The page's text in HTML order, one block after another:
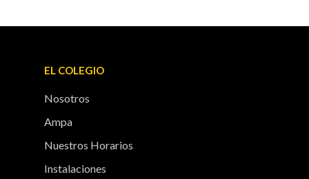
EL COLEGIO
Nosotros
Ampa
Nuestros Horarios
Instalaciones